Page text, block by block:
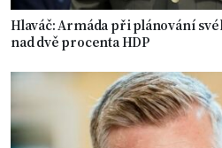
Hlaváč: Armáda při plánování
nad dvě procenta HDP